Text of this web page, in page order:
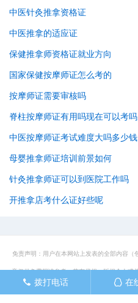
中医针灸推拿资格证
中医推拿的适应证
保健推拿师资格证就业方向
国家保健按摩师证怎么考的
按摩师证需要审核吗
脊柱按摩师证有用吗现在可以考
中医按摩师证考试难度大吗多少
母婴推拿师证培训前景如何
针灸推拿师证可以到医院工作吗
开推拿店考什么证好些呢
免责声明：用户在本网站上发表的全部内容
章仅供免费阅读参考。若有侵权，版权个人或
󦁁 拨打电话 󦊱 在